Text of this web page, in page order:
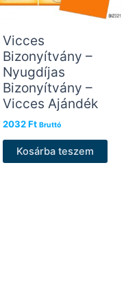
Vicces
Bizonyítvány –
Nyugdíjas
Bizonyítvány –
Vicces Ajándék
2032Ft Bruttó
Kosárba teszem